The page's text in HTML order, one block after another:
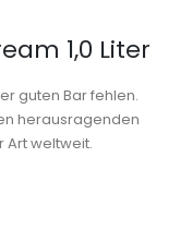
1,0 Liter
guten Bar fehlen.
herausragenden
Art weltweit.